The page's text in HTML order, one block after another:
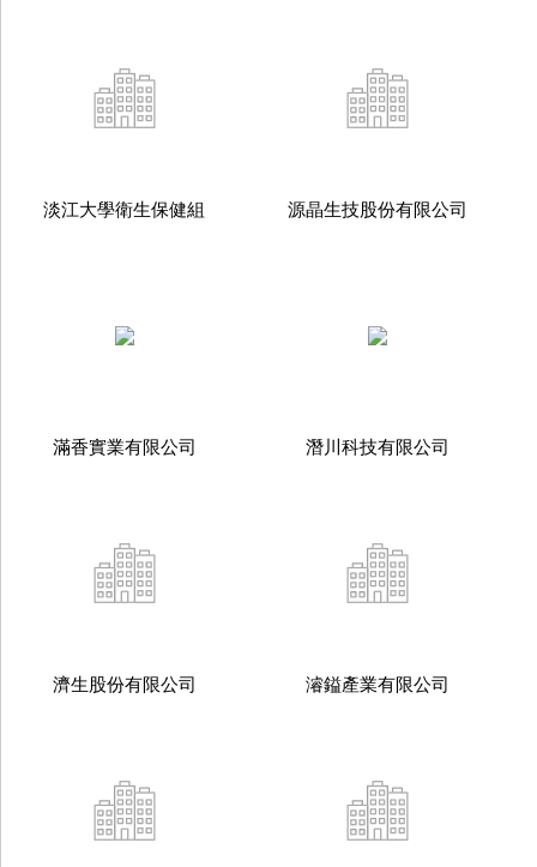
淡江大學衛生保健組 源晶生技股份有限公司
滿香實業有限公司 潛川科技有限公司
濟生股份有限公司 濬鎰產業有限公司